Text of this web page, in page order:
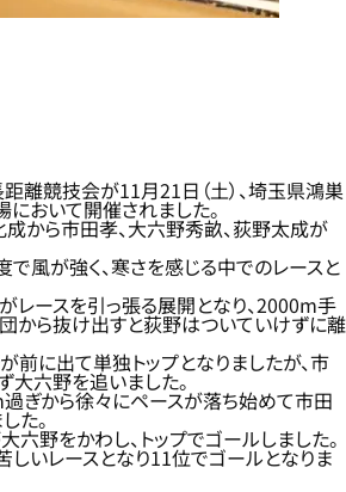
離競技会が11月21日（土）、埼玉県鴻巣
おいて開催されました。
から市田孝、大六野秀畝、荻野太成が
風が強く、寒さを感じる中でのレースと
レースを引っ張る展開となり、2000m手
から抜け出すと荻野はついていけずに離
に出て単独トップとなりましたが、市
大六野を追いました。
ぎから徐々にペースが落ち始めて市田
た。
野をかわし、トップでゴールしました。
いレースとなり11位でゴールとなりま